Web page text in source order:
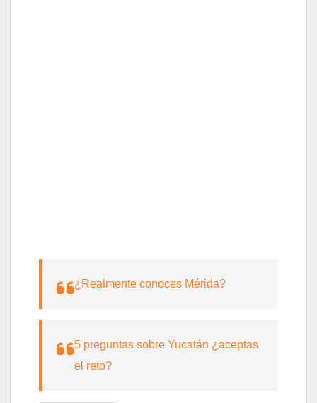
¿Realmente conoces Mérida?
5 preguntas sobre Yucatán ¿aceptas
el reto?